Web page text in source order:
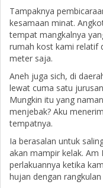
Tampaknya
kesamaan minat.
tempat mangkalnya
rumah kost kami relatif
meter saja.
Aneh juga sich, di
lewat cuma satu
Mungkin itu yang
menjebak? Aku
tempatnya.
Ia berasalan untuk
akan mampir kelak.
perlakuannya ketika
hujan dengan